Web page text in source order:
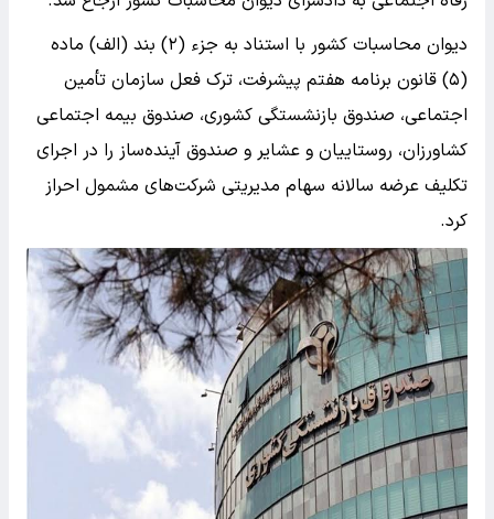
دیوان محاسبات کشور با استناد به جزء (۲) بند (الف) ماده
(۵) قانون برنامه هفتم پیشرفت، ترک فعل سازمان تأمین
اجتماعی، صندوق بازنشستگی کشوری، صندوق بیمه اجتماعی
کشاورزان، روستاییان و عشایر و صندوق آینده‌ساز را در اجرای
تکلیف عرضه سالانه سهام مدیریتی شرکت‌های مشمول احراز
کرد.